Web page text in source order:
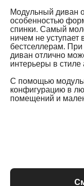
Модульный диван
особенностью
спинки. Самый
ничем не уступает
бестселлерам.
диван отлично
интерьеры в стиле
С помощью
конфигурацию в
помещений и